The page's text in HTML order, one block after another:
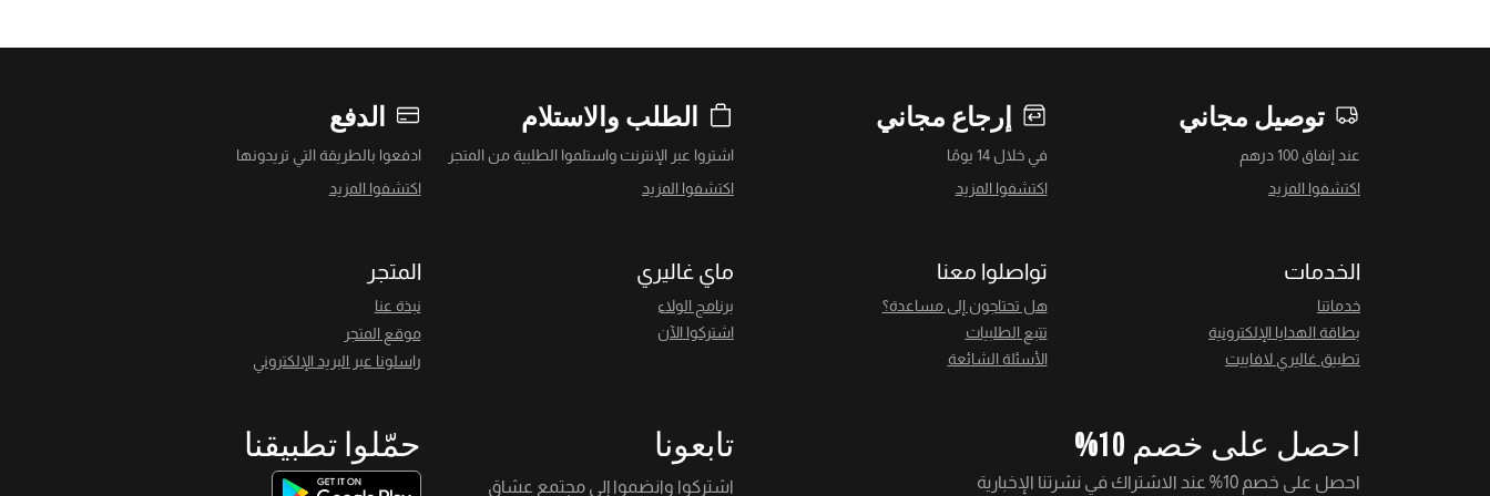
توصيل مجاني
عند إنفاق 100 درهم
اكتشفوا المزيد
إرجاع مجاني
في خلال 14 يومًا
اكتشفوا المزيد
الطلب والاستلام
اشتروا عبر الإنترنت واستلموا الطلبية من المتجر
اكتشفوا المزيد
الدفع
ادفعوا بالطريقة التي تريدونها
اكتشفوا المزيد
الخدمات
خدماتنا
بطاقة الهدايا الإلكترونية
تطبيق غاليري لافاييت
تواصلوا معنا
هل تحتاجون إلى مساعدة؟
تتبع الطلبيات
الأسئلة الشائعة
ماي غاليري
برنامج الولاء
اشتركوا الآن
المتجر
نبذة عنا
موقع المتجر
راسلونا عبر البريد الإلكتروني
احصل على خصم 10%
احصل على خصم 10% عند الاشتراك في نشرتنا الإخبارية
تابعونا
اشتركوا وانضموا إلى مجتمع عشاق
حمّلوا تطبيقنا